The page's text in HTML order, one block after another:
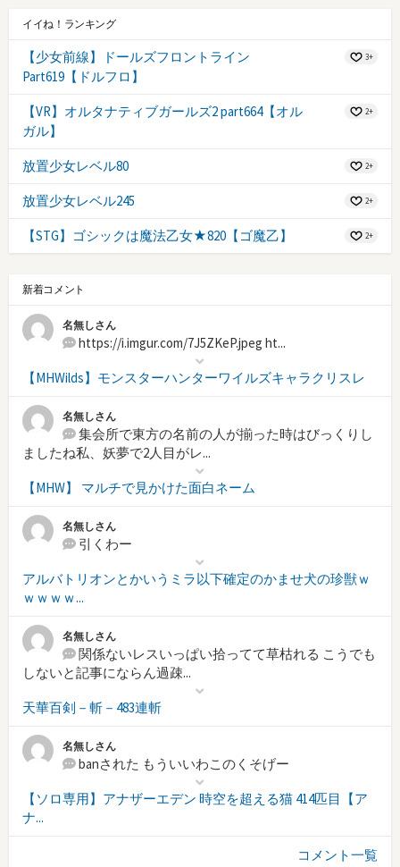
イイね！ランキング
【少女前線】ドールズフロントライン
Part619【ドルフロ】
3+
【VR】オルタナティブガールズ2 part664【オル
ガル】
2+
放置少女レベル80 2+
放置少女レベル245 2+
【STG】ゴシックは魔法乙女★820【ゴ魔乙】 2+
新着コメント
名無しさん
https://i.imgur.com/7J5ZKeP.jpeg ht...
【MHWilds】モンスターハンターワイルズキャラクリスレ
名無しさん
集会所で東方の名前の人が揃った時はびっくりし
ましたね私、妖夢で2人目がレ...
【MHW】 マルチで見かけた面白ネーム
名無しさん
引くわー
アルバトリオンとかいうミラ以下確定のかませ犬の珍獣ｗ
ｗｗｗｗ...
名無しさん
関係ないレスいっぱい拾ってて草枯れる こうでも
しないと記事にならん過疎...
天華百剣－斬－483連斬
名無しさん
banされた もういいわこのくそげー
【ソロ専用】アナザーエデン 時空を超える猫 414匹目【ア
ナ...
コメント一覧